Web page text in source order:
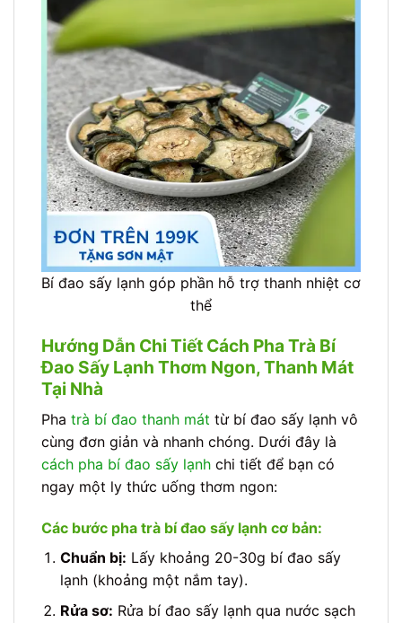
Bí đao sấy lạnh góp phần hỗ trợ thanh nhiệt cơ
thể
Hướng Dẫn Chi Tiết Cách Pha Trà Bí
Đao Sấy Lạnh Thơm Ngon, Thanh Mát
Tại Nhà
Pha trà bí đao thanh mát từ bí đao sấy lạnh vô
cùng đơn giản và nhanh chóng. Dưới đây là
cách pha bí đao sấy lạnh chi tiết để bạn có
ngay một ly thức uống thơm ngon:
Các bước pha trà bí đao sấy lạnh cơ bản:
Chuẩn bị: Lấy khoảng 20-30g bí đao sấy
lạnh (khoảng một nắm tay).
Rửa sơ: Rửa bí đao sấy lạnh qua nước sạch